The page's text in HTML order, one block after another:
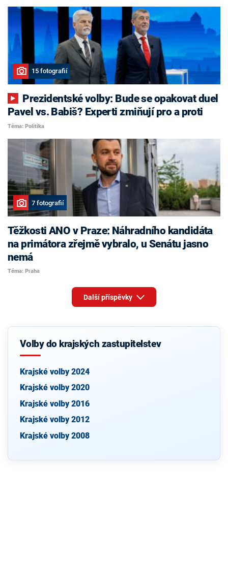
15 fotografií
Pavel vs. Babiš? Experti zmiňují pro a proti
Téma: Politika
7 fotografií
Těžkosti ANO v Praze: Náhradního kandidáta
na primátora zřejmě vybralo, u Senátu jasno
nemá
Téma: Praha
Další příspěvky
Volby do krajských zastupitelstev
Krajské volby 2024
Krajské volby 2020
Krajské volby 2016
Krajské volby 2012
Krajské volby 2008